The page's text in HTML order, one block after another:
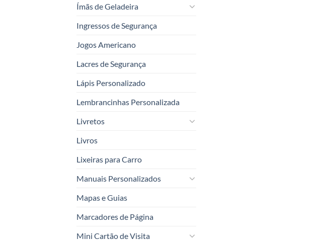
Ímãs de Geladeira
Ingressos de Segurança
Jogos Americano
Lacres de Segurança
Lápis Personalizado
Lembrancinhas Personalizada
Livretos
Livros
Lixeiras para Carro
Manuais Personalizados
Mapas e Guias
Marcadores de Página
Mini Cartão de Visita